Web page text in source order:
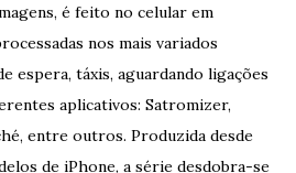
é feito no celular em
nos mais variados
espera, táxis, aguardando ligações
aplicativos: Satromizer,
entre outros. Produzida desde
de iPhone, a série desdobra-se